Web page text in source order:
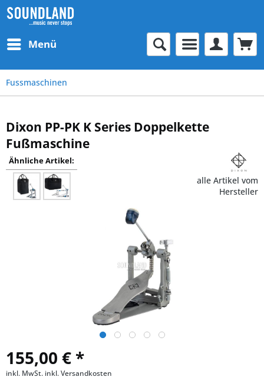
Menü
Fussmaschinen
Dixon PP-PK K Series Doppelkette
Fußmaschine
Ähnliche Artikel:
alle Artikel vom
Hersteller
155,00 € *
inkl. MwSt. inkl. Versandkosten